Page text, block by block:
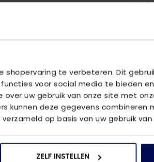
shopervaring te verbeteren. Dit
voor social media te bieden
over uw gebruik van onze site met
kunnen deze gegevens
op basis van uw gebruik van
ZELF INSTELLEN
We